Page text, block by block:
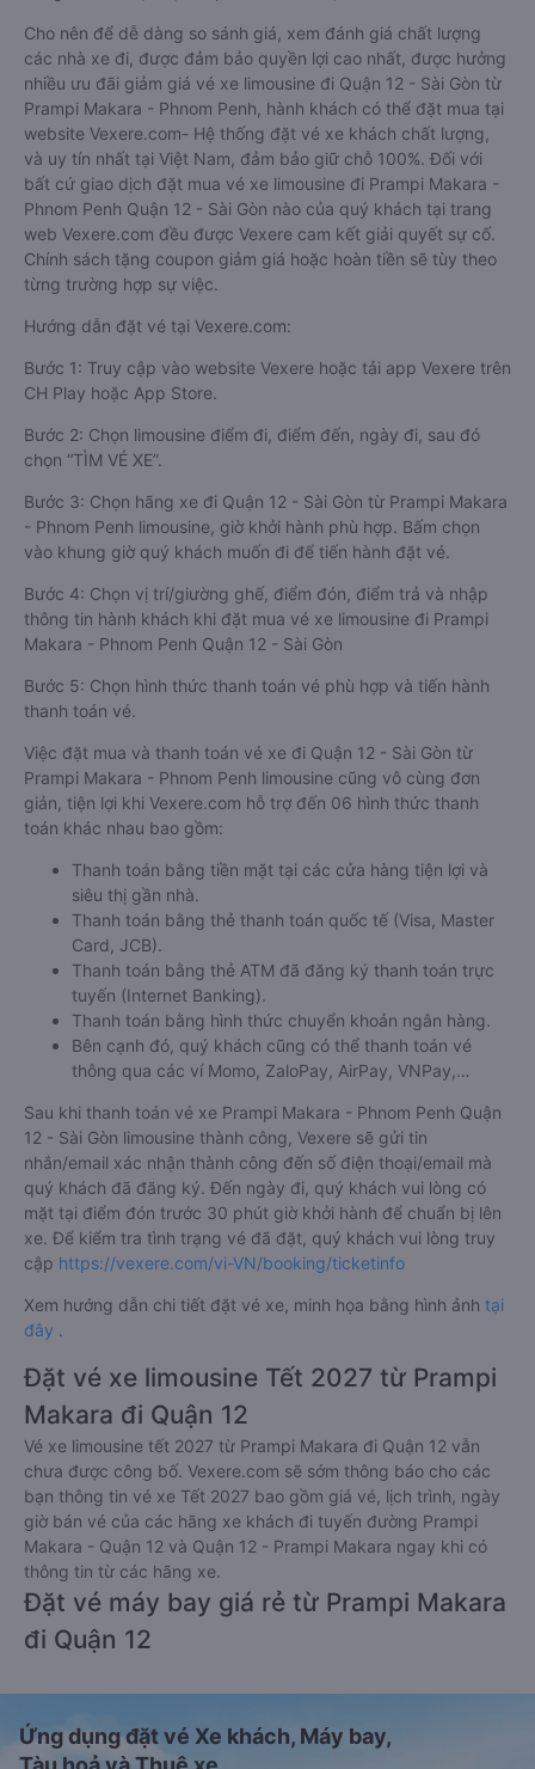
Cho nên để dễ dàng so sánh giá, xem đánh giá chất lượng
các nhà xe đi, được đảm bảo quyền lợi cao nhất, được hưởng
nhiều ưu đãi giảm giá vé xe limousine đi Quận 12 - Sài Gòn từ
Prampi Makara - Phnom Penh, hành khách có thể đặt mua tại
website Vexere.com- Hệ thống đặt vé xe khách chất lượng,
và uy tín nhất tại Việt Nam, đảm bảo giữ chỗ 100%. Đối với
bất cứ giao dịch đặt mua vé xe limousine đi Prampi Makara -
Phnom Penh Quận 12 - Sài Gòn nào của quý khách tại trang
web Vexere.com đều được Vexere cam kết giải quyết sự cố.
Chính sách tặng coupon giảm giá hoặc hoàn tiền sẽ tùy theo
từng trường hợp sự việc.
Hướng dẫn đặt vé tại Vexere.com:
Bước 1: Truy cập vào website Vexere hoặc tải app Vexere trên
CH Play hoặc App Store.
Bước 2: Chọn limousine điểm đi, điểm đến, ngày đi, sau đó
chọn “TÌM VÉ XE”.
Bước 3: Chọn hãng xe đi Quận 12 - Sài Gòn từ Prampi Makara
- Phnom Penh limousine, giờ khởi hành phù hợp. Bấm chọn
vào khung giờ quý khách muốn đi để tiến hành đặt vé.
Bước 4: Chọn vị trí/giường ghế, điểm đón, điểm trả và nhập
thông tin hành khách khi đặt mua vé xe limousine đi Prampi
Makara - Phnom Penh Quận 12 - Sài Gòn
Bước 5: Chọn hình thức thanh toán vé phù hợp và tiến hành
thanh toán vé.
Việc đặt mua và thanh toán vé xe đi Quận 12 - Sài Gòn từ
Prampi Makara - Phnom Penh limousine cũng vô cùng đơn
giản, tiện lợi khi Vexere.com hỗ trợ đến 06 hình thức thanh
toán khác nhau bao gồm:
Thanh toán bằng tiền mặt tại các cửa hàng tiện lợi và
siêu thị gần nhà.
Thanh toán bằng thẻ thanh toán quốc tế (Visa, Master
Card, JCB).
Thanh toán bằng thẻ ATM đã đăng ký thanh toán trực
tuyến (Internet Banking).
Thanh toán bằng hình thức chuyển khoản ngân hàng.
Bên cạnh đó, quý khách cũng có thể thanh toán vé
thông qua các ví Momo, ZaloPay, AirPay, VNPay,…
Sau khi thanh toán vé xe Prampi Makara - Phnom Penh Quận
12 - Sài Gòn limousine thành công, Vexere sẽ gửi tin
nhắn/email xác nhận thành công đến số điện thoại/email mà
quý khách đã đăng ký. Đến ngày đi, quý khách vui lòng có
mặt tại điểm đón trước 30 phút giờ khởi hành để chuẩn bị lên
xe. Để kiểm tra tình trạng vé đã đặt, quý khách vui lòng truy
cập https://vexere.com/vi-VN/booking/ticketinfo
Xem hướng dẫn chi tiết đặt vé xe, minh họa bằng hình ảnh tại
đây .
Đặt vé xe limousine Tết 2027 từ Prampi
Makara đi Quận 12
Vé xe limousine tết 2027 từ Prampi Makara đi Quận 12 vẫn
chưa được công bố. Vexere.com sẽ sớm thông báo cho các
bạn thông tin vé xe Tết 2027 bao gồm giá vé, lịch trình, ngày
giờ bán vé của các hãng xe khách đi tuyến đường Prampi
Makara - Quận 12 và Quận 12 - Prampi Makara ngay khi có
thông tin từ các hãng xe.
Đặt vé máy bay giá rẻ từ Prampi Makara
đi Quận 12
Ứng dụng đặt vé Xe khách, Máy bay,